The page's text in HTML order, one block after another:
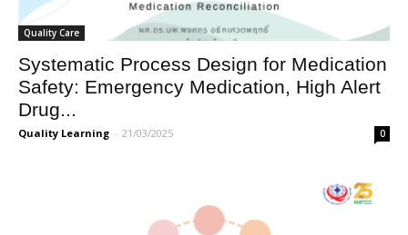
Quality Care
Systematic Process Design for Medication
Safety: Emergency Medication, High Alert
Drug...
Quality Learning - 21/03/2025 0